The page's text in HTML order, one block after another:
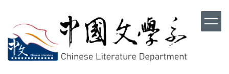
要
內
容